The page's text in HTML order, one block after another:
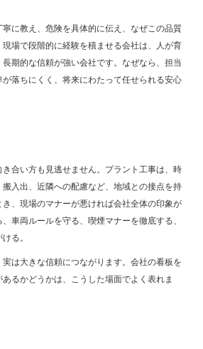
に教え、危険を具体的に伝え、なぜこの品質
場で段階的に経験を積ませる会社は、人が育
期的な信頼が強い会社です。なぜなら、担当
落ちにくく、将来にわたって任せられる安心
合い方も見逃せません。プラント工事は、時
入出、近隣への配慮など、地域との接点を持
、現場のマナーが悪ければ会社全体の印象が
車両ルールを守る、喫煙マナーを徹底する、
る。
は大きな信頼につながります。会社の看板を
るかどうかは、こうした場面でよく表れま